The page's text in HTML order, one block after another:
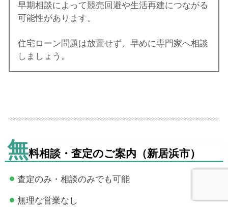
早期相談によって競売回避や生活再建につながる
可能性があります。
住宅ローン問題は放置せず、早めに専門家へ相談
しましょう。
無料相談・査定のご案内（新居浜市）
査定のみ・相談のみでも可能
無理な営業なし